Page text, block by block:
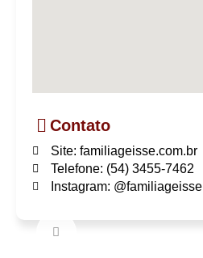
Contato
Site: familiageisse.com.br
Telefone: (54) 3455-7462
Instagram: @familiageisse